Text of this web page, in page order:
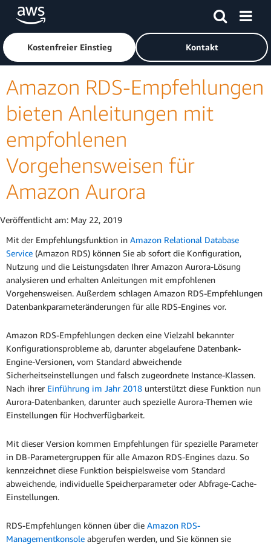
Überspringen zum Hauptinhalt
Klicken Sie hier, um zur Amazon Web Services-Startseite
Kostenfreier Einstieg Kontakt
Amazon RDS-Empfehlungen
bieten Anleitungen mit
empfohlenen
Vorgehensweisen für
Amazon Aurora
Veröffentlicht am: May 22, 2019
Mit der Empfehlungsfunktion in Amazon Relational Database
Service (Amazon RDS) können Sie ab sofort die Konfiguration,
Nutzung und die Leistungsdaten Ihrer Amazon Aurora-Lösung
analysieren und erhalten Anleitungen mit empfohlenen
Vorgehensweisen. Außerdem schlagen Amazon RDS-Empfehlungen
Datenbankparameteränderungen für alle RDS-Engines vor.
Amazon RDS-Empfehlungen decken eine Vielzahl bekannter
Konfigurationsprobleme ab, darunter abgelaufene Datenbank-
Engine-Versionen, vom Standard abweichende
Sicherheitseinstellungen und falsch zugeordnete Instance-Klassen.
Nach ihrer Einführung im Jahr 2018 unterstützt diese Funktion nun
Aurora-Datenbanken, darunter auch spezielle Aurora-Themen wie
Einstellungen für Hochverfügbarkeit.
Mit dieser Version kommen Empfehlungen für spezielle Parameter
in DB-Parametergruppen für alle Amazon RDS-Engines dazu. So
kennzeichnet diese Funktion beispielsweise vom Standard
abweichende, individuelle Speicherparameter oder Abfrage-Cache-
Einstellungen.
RDS-Empfehlungen können über die Amazon RDS-
Managementkonsole abgerufen werden, und Sie können sie